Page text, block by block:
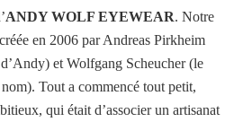
ANDY WOLF EYEWEAR. Notre
en 2006 par Andreas Pirkheim
et Wolfgang Scheucher (le
Tout a commencé tout petit,
qui était d’associer un artisanat